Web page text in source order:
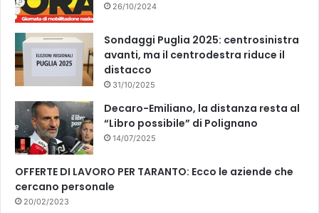
26/10/2024
Sondaggi Puglia 2025: centrosinistra
avanti, ma il centrodestra riduce il
distacco
31/10/2025
Decaro-Emiliano, la distanza resta al
“Libro possibile” di Polignano
14/07/2025
OFFERTE DI LAVORO PER TARANTO: Ecco le aziende che
cercano personale
20/02/2023